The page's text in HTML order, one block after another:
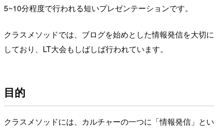
5~10分程度で行われる短いプレゼンテーションです。
クラスメソッドでは、ブログを始めとした情報発信を大切に
しており、LT大会もしばしば行われています。
目的
クラスメソッドには、カルチャーの一つに「情報発信」とい